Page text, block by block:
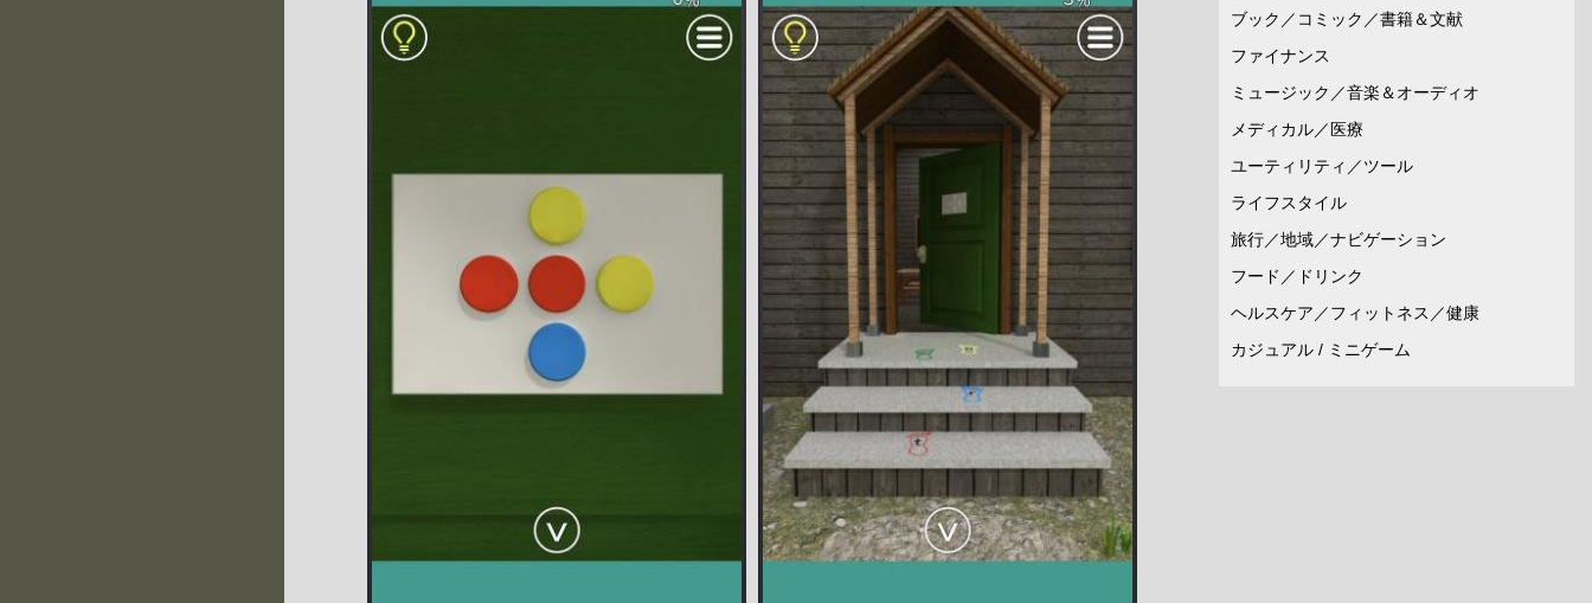
ブック／コミック／書籍＆文献
ファイナンス
ミュージック／音楽＆オーディオ
メディカル／医療
ユーティリティ／ツール
ライフスタイル
旅行／地域／ナビゲーション
フード／ドリンク
ヘルスケア／フィットネス／健康
カジュアル / ミニゲーム